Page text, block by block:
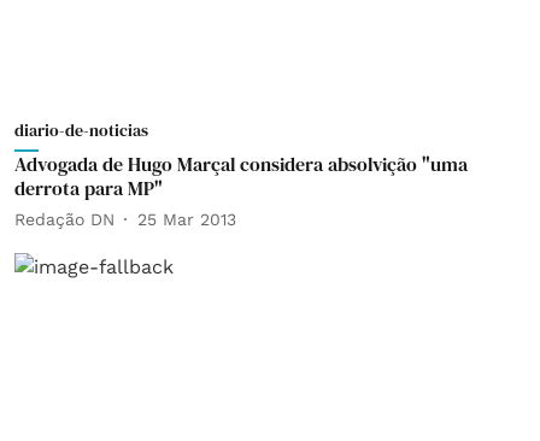
diario-de-noticias
Advogada de Hugo Marçal considera absolvição "uma
derrota para MP"
Redação DN 25 Mar 2013